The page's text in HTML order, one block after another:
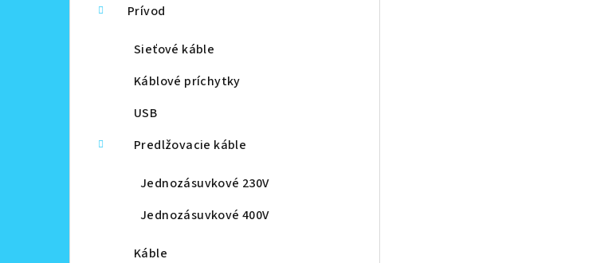
Prívod
Sieťové káble
Káblové príchytky
USB
Predlžovacie káble
Jednozásuvkové 230V
Jednozásuvkové 400V
Káble